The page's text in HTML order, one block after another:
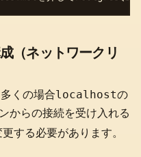
（ネットワークリ
くの場合localhostの
からの接続を受け入れる
更する必要があります。